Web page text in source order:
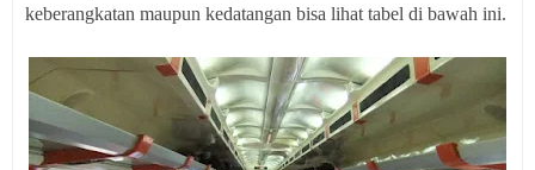
keberangkatan maupun kedatangan bisa lihat tabel di bawah ini.